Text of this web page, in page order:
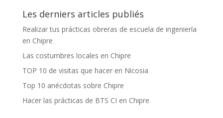
Les derniers articles publiés
Realizar tus prácticas obreras de escuela de ingeniería
en Chipre
Las costumbres locales en Chipre
TOP 10 de visitas que hacer en Nicosia
Top 10 anécdotas sobre Chipre
Hacer las prácticas de BTS CI en Chipre